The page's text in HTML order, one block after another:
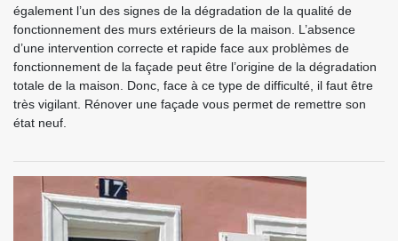
également l’un des signes de la dégradation de la qualité de
fonctionnement des murs extérieurs de la maison. L’absence
d’une intervention correcte et rapide face aux problèmes de
fonctionnement de la façade peut être l’origine de la dégradation
totale de la maison. Donc, face à ce type de difficulté, il faut être
très vigilant. Rénover une façade vous permet de remettre son
état neuf.